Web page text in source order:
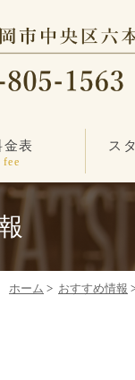
金表
fee
ス
ホーム > おすすめ情報